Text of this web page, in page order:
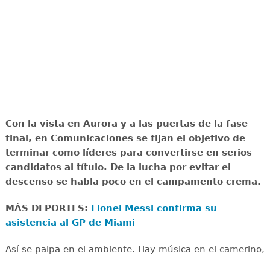
Con la vista en Aurora y a las puertas de la fase
final, en Comunicaciones se fijan el objetivo de
terminar como líderes para convertirse en serios
candidatos al título. De la lucha por evitar el
descenso se habla poco en el campamento crema.
MÁS DEPORTES: Lionel Messi confirma su
asistencia al GP de Miami
Así se palpa en el ambiente. Hay música en el camerino,